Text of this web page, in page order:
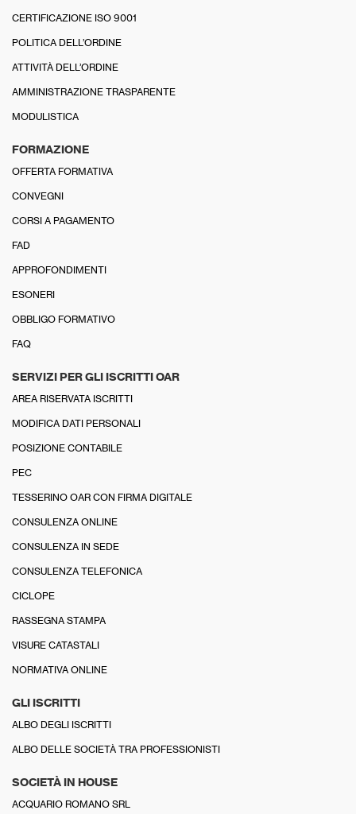
CERTIFICAZIONE ISO 9001
POLITICA DELL’ORDINE
ATTIVITÀ DELL’ORDINE
AMMINISTRAZIONE TRASPARENTE
MODULISTICA
FORMAZIONE
OFFERTA FORMATIVA
CONVEGNI
CORSI A PAGAMENTO
FAD
APPROFONDIMENTI
ESONERI
OBBLIGO FORMATIVO
FAQ
SERVIZI PER GLI ISCRITTI OAR
AREA RISERVATA ISCRITTI
MODIFICA DATI PERSONALI
POSIZIONE CONTABILE
PEC
TESSERINO OAR CON FIRMA DIGITALE
CONSULENZA ONLINE
CONSULENZA IN SEDE
CONSULENZA TELEFONICA
CICLOPE
RASSEGNA STAMPA
VISURE CATASTALI
NORMATIVA ONLINE
GLI ISCRITTI
ALBO DEGLI ISCRITTI
ALBO DELLE SOCIETÀ TRA PROFESSIONISTI
SOCIETÀ IN HOUSE
ACQUARIO ROMANO SRL